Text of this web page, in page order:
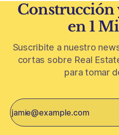
Construcción
en 1
Suscribite a nuestro
cortas sobre Real
para tomar